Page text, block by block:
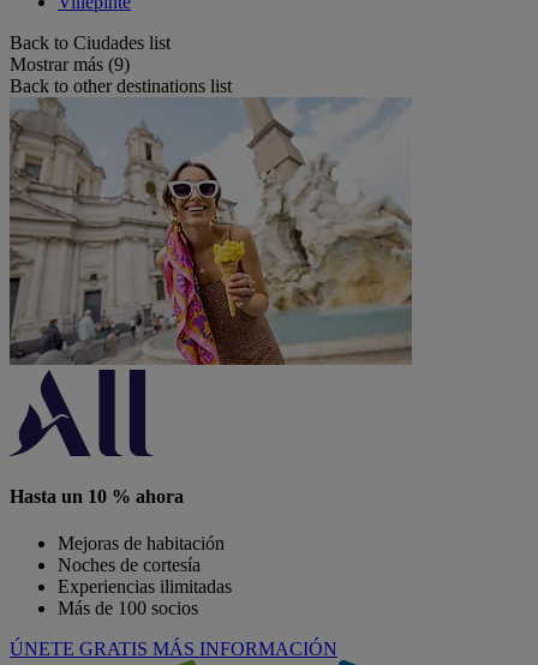
4.6 / 5
ibis Styles Lorient Caudan
Habitaciones familiares para 2 adultos y 2 niños con cuna y
trona bajo disponibilidad.
Habitaciones con climatización y piscina climatizada al aire
libre
gimnasio.
Amplias habitaciones climatizadas de 25 m². Aparcamiento
privado gratuito.
Hotel con un fácil acceso situado a 10 minutos del centro de
Lorient.